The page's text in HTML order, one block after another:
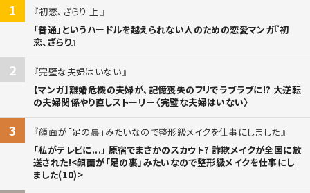
1
初恋、ざらり 上
「普通」というハードルを越えられない人のための恋愛マンガ『初
恋、ざらり』
2
完璧な夫婦はいない
【マンガ】離婚危機の夫婦が、記憶喪失のフリでラブラブに!? 大逆転
の夫婦関係やり直しストーリー〈完璧な夫婦はいない〉
3
顔面が「足の裏」みたいなので整形級メイクを仕事にしました
「私がテレビに...」 原宿でまさかのスカウト? 詐欺メイクが全国に放
送された!<顔面が「足の裏」みたいなので整形級メイクを仕事にし
ました(10)>